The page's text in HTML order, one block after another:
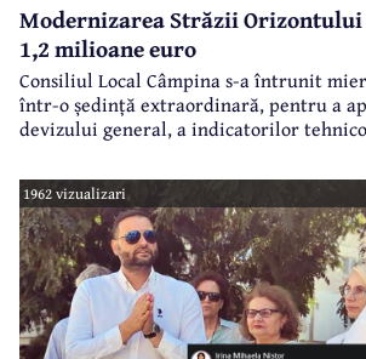
Modernizarea Străzii Orizontului
1,2 milioane euro
Consiliul Local Câmpina s-a întrunit
într-o ședință extraordinară, pentru a
devizului general, a indicatorilor
realizarea modernizării Străzii
finanțat prin Programul Național de
Saligny”.
1962 vizualizari